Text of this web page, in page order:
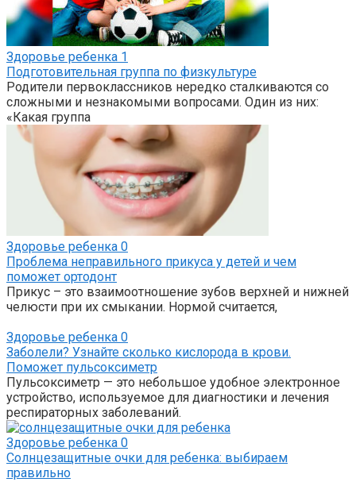
Здоровье ребенка 1
Подготовительная группа по физкультуре
Родители первоклассников нередко сталкиваются со
сложными и незнакомыми вопросами. Один из них:
«Какая группа
Здоровье ребенка 0
Проблема неправильного прикуса у детей и чем
поможет ортодонт
Прикус – это взаимоотношение зубов верхней и нижней
челюсти при их смыкании. Нормой считается,
Здоровье ребенка 0
Заболели? Узнайте сколько кислорода в крови.
Поможет пульсоксиметр
Пульсоксиметр — это небольшое удобное электронное
устройство, используемое для диагностики и лечения
респираторных заболеваний.
Здоровье ребенка 0
Солнцезащитные очки для ребенка: выбираем
правильно